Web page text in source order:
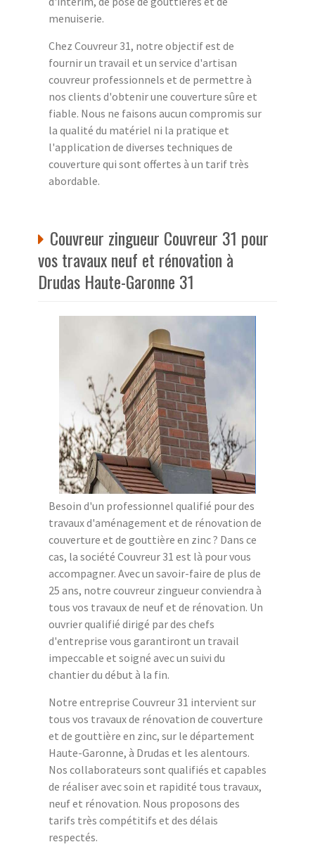
menuiserie.
Chez Couvreur 31, notre objectif est de
fournir un travail et un service d'artisan
couvreur professionnels et de permettre à
nos clients d'obtenir une couverture sûre et
fiable. Nous ne faisons aucun compromis sur
la qualité du matériel ni la pratique et
l'application de diverses techniques de
couverture qui sont offertes à un tarif très
abordable.
Couvreur zingueur Couvreur 31 pour
vos travaux neuf et rénovation à
Drudas Haute-Garonne 31
Besoin d'un professionnel qualifié pour des
travaux d'aménagement et de rénovation de
couverture et de gouttière en zinc ? Dans ce
cas, la société Couvreur 31 est là pour vous
accompagner. Avec un savoir-faire de plus de
25 ans, notre couvreur zingueur conviendra à
tous vos travaux de neuf et de rénovation. Un
ouvrier qualifié dirigé par des chefs
d'entreprise vous garantiront un travail
impeccable et soigné avec un suivi du
chantier du début à la fin.
Notre entreprise Couvreur 31 intervient sur
tous vos travaux de rénovation de couverture
et de gouttière en zinc, sur le département
Haute-Garonne, à Drudas et les alentours.
Nos collaborateurs sont qualifiés et capables
de réaliser avec soin et rapidité tous travaux,
neuf et rénovation. Nous proposons des
tarifs très compétitifs et des délais
respectés.